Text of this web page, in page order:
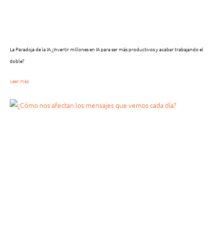
La Paradoja de la IA ¿Invertir millones en IA para ser más productivos y acabar trabajando el
doble?
Leer más